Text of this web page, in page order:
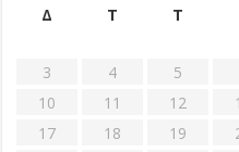
Δ
Τ Τ
3
4 5
10
11 12
17
18 19